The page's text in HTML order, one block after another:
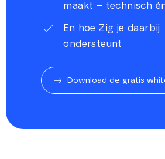
maakt – technisch
En hoe Zig je daarbij
ondersteunt
Download de gratis